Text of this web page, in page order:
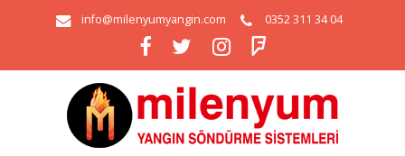
info@milenyumyangin.com 0352 311 34 04